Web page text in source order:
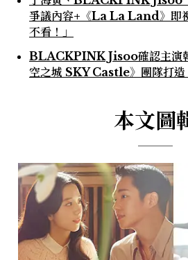
爭議內容+《La La Land》即
不看！」
BLACKPINK Jisoo確認主演
空之城 SKY Castle》團隊打造
本文圖